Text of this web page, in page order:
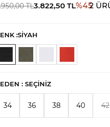
TL3.822,50 TL%45
:SİYAH
:SEÇINIZ
34 36 38 40 42